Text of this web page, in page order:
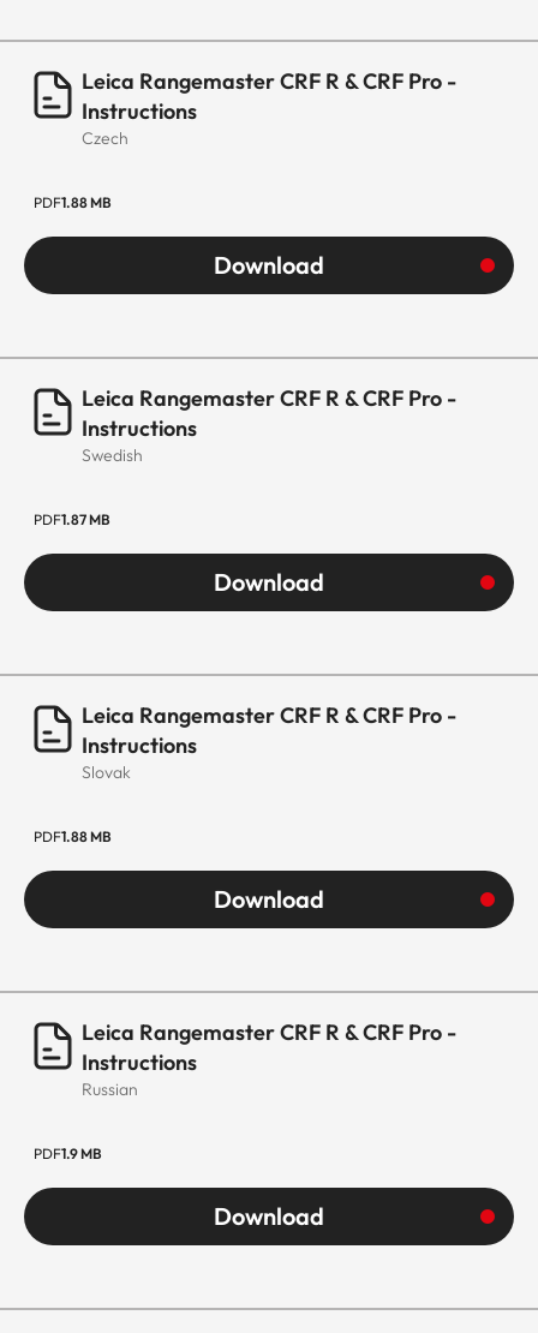
Leica Rangemaster CRF R & CRF Pro -
Instructions
Czech
PDF1.88 MB
Download
Leica Rangemaster CRF R & CRF Pro -
Instructions
Swedish
PDF1.87 MB
Download
Leica Rangemaster CRF R & CRF Pro -
Instructions
Slovak
PDF1.88 MB
Download
Leica Rangemaster CRF R & CRF Pro -
Instructions
Russian
PDF1.9 MB
Download